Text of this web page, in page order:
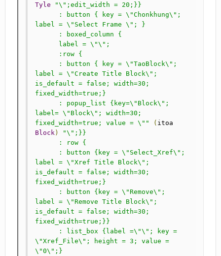
Tyle
"\";edit_width = 20;}}
label = \"Select Frame \"; }
label = \"Create Title Block\";
is_default = false; width=30;
fixed_width=true;}
label= \"Block\"; width=30;
fixed_width=true; value = \""
(
Block )
"\";}}
label = \"Xref Title Block\";
is_default = false; width=30;
fixed_width=true;}
label = \"Remove Title Block\";
is_default = false; width=30;
fixed_width=true;}}
\"Xref_File\"; height = 3; value =
\"0\";}